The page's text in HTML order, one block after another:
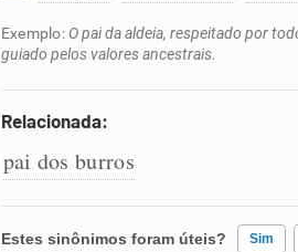
Exemplo: O pai da aldeia, respeitado por
guiado pelos valores ancestrais.
Relacionada:
pai dos burros
Estes sinônimos foram úteis? Sim